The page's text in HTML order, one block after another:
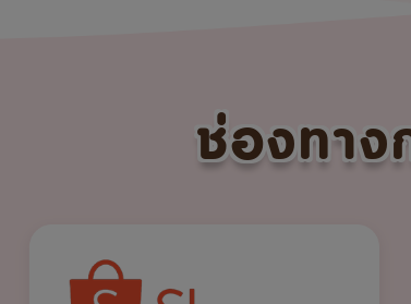
ช่องทา